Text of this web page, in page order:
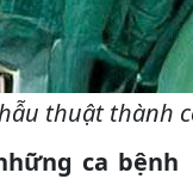
thuật thành
ca bệnh